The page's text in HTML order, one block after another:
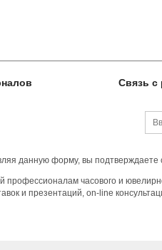
Связь с
данную форму, вы подтверждаете
часового и
и презентаций, on-line